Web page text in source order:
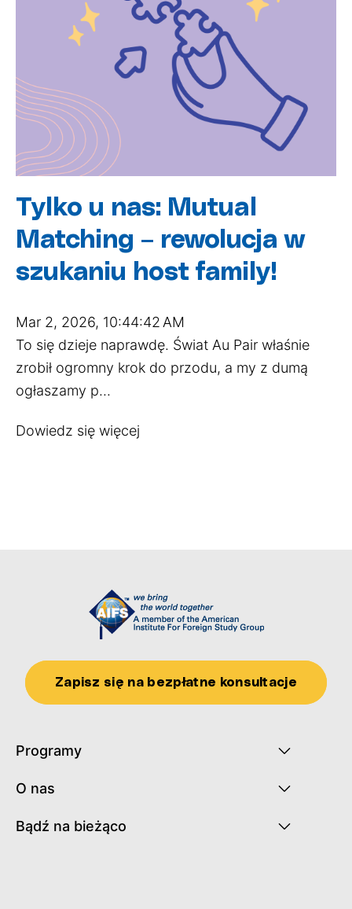
Tylko u nas: Mutual
Matching – rewolucja w
szukaniu host family!
Mar 2, 2026, 10:44:42 AM
To się dzieje naprawdę. Świat Au Pair właśnie
zrobił ogromny krok do przodu, a my z dumą
ogłaszamy p...
Dowiedz się więcej
Zapisz się na bezpłatne konsultacje
Programy
O nas
Bądź na bieżąco